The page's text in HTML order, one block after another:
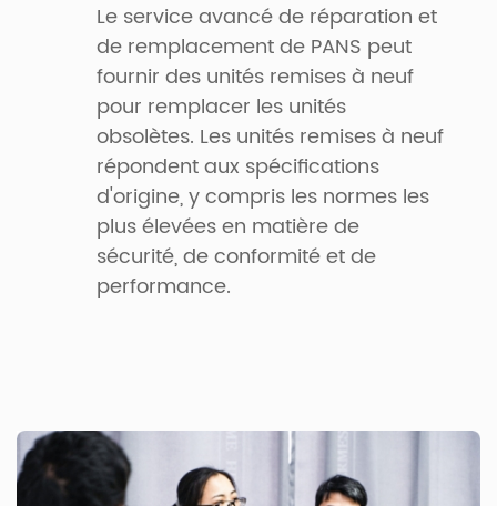
Le service avancé de réparation et
de remplacement de PANS peut
fournir des unités remises à neuf
pour remplacer les unités
obsolètes. Les unités remises à neuf
répondent aux spécifications
d'origine, y compris les normes les
plus élevées en matière de
sécurité, de conformité et de
performance.